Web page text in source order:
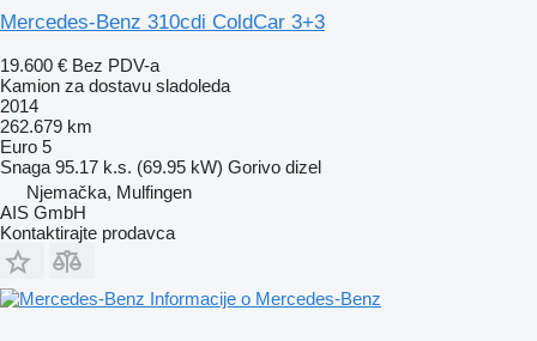
Mercedes-Benz 310cdi ColdCar 3+3
19.600 € Bez PDV-a
Kamion za dostavu sladoleda
2014
262.679 km
Euro 5
Snaga 95.17 k.s. (69.95 kW) Gorivo dizel
Njemačka, Mulfingen
AIS GmbH
Kontaktirajte prodavca
Informacije o Mercedes-Benz